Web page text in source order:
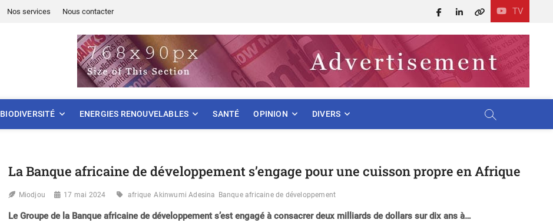
Nos services Nous contacter TV
Facebook
LinkedIn
X
BIODIVERSITÉ ENERGIES RENOUVELABLES SANTÉ OPINION DIVERS
La Banque africaine de développement s’engage pour une cuisson propre en Afrique
Miodjou 17 mai 2024 afrique Akinwumi Adesina Banque africaine de développement
Le Groupe de la Banque africaine de développement s’est engagé à consacrer deux milliards de dollars sur dix ans à…